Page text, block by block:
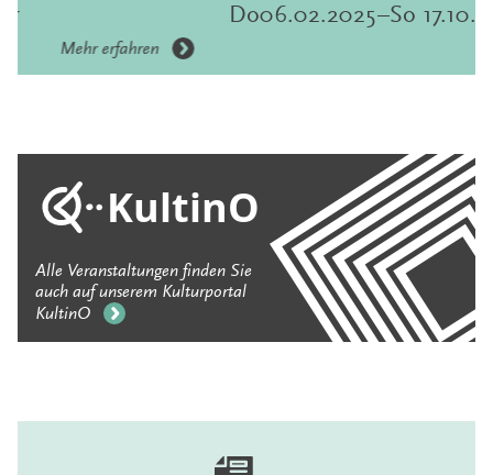
17.10.2027
KultinO
Alle Veranstaltungen finden Sie
auch auf unserem Kulturportal
KultinO